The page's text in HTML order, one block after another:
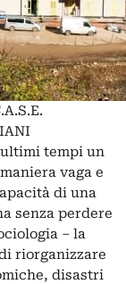
tempi un
vaga e
di una
senza perdere
– la
riorganizzare
disastri